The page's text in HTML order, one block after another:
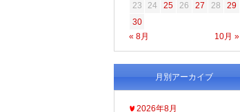
« 8月 10月 »
23
24 25 26 27 28
29
30
月別アーカイブ
2026年8月